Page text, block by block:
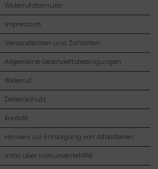
Widerrufsformular
Impressum
Versandkosten und Zahlarten
Allgemeine Geschaeftsbedingungen
Widerruf
Datenschutz
Kontakt
Hinweis zur Entsorgung von Altbatterien
Infos über InstrumenteNRW